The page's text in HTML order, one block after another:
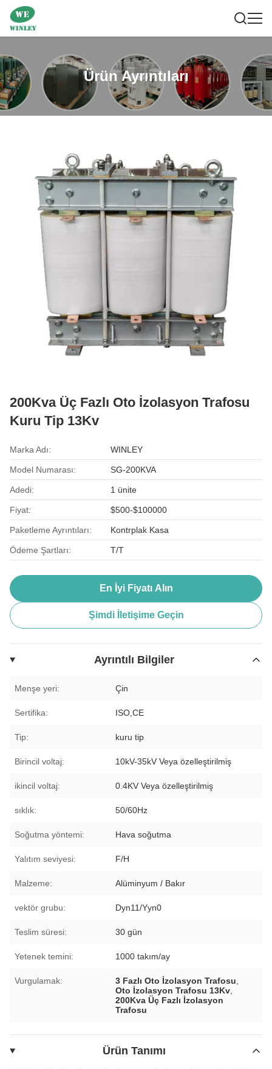
Ürün Ayrıntıları
200Kva Üç Fazlı Oto İzolasyon Trafosu
Kuru Tip 13Kv
Marka Adı: WINLEY
Model Numarası: SG-200KVA
Adedi: 1 ünite
Fiyat: $500-$100000
Paketleme Ayrıntıları: Kontrplak Kasa
Ödeme Şartları: T/T
En İyi Fiyatı Alın
Şimdi İletişime Geçin
Ayrıntılı Bilgiler
Menşe yeri: Çin
Sertifika: ISO,CE
Tip: kuru tip
Birincil voltaj: 10kV-35kV Veya özelleştirilmiş
ikincil voltaj: 0.4KV Veya özelleştirilmiş
sıklık: 50/60Hz
Soğutma yöntemi: Hava soğutma
Yalıtım seviyesi: F/H
Malzeme: Alüminyum / Bakır
vektör grubu: Dyn11/Yyn0
Teslim süresi: 30 gün
Yetenek temini: 1000 takım/ay
Vurgulamak: 3 Fazlı Oto İzolasyon Trafosu
Oto İzolasyon Trafosu 13Kv
200Kva Üç Fazlı İzolasyon
Trafosu
Ürün Tanımı